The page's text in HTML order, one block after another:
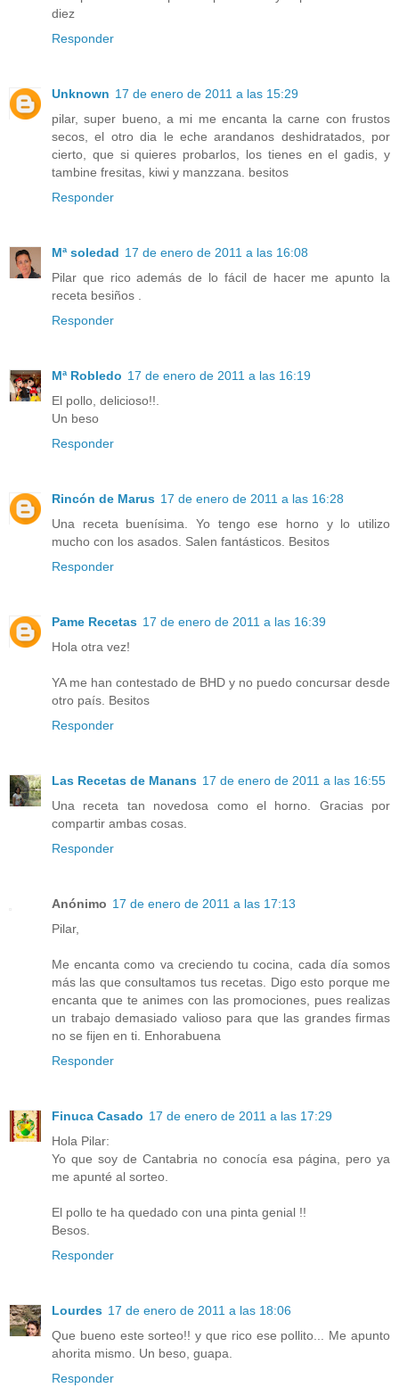
diez
Responder
Unknown 17 de enero de 2011 a las 15:29
pilar, super bueno, a mi me encanta la carne con frustos
secos, el otro dia le eche arandanos deshidratados, por
cierto, que si quieres probarlos, los tienes en el gadis, y
tambine fresitas, kiwi y manzzana. besitos
Responder
Mª soledad 17 de enero de 2011 a las 16:08
Pilar que rico además de lo fácil de hacer me apunto la
receta besiños .
Responder
Mª Robledo 17 de enero de 2011 a las 16:19
El pollo, delicioso!!.
Un beso
Responder
Rincón de Marus 17 de enero de 2011 a las 16:28
Una receta buenísima. Yo tengo ese horno y lo utilizo
mucho con los asados. Salen fantásticos. Besitos
Responder
Pame Recetas 17 de enero de 2011 a las 16:39
Hola otra vez!
YA me han contestado de BHD y no puedo concursar desde
otro país. Besitos
Responder
Las Recetas de Manans 17 de enero de 2011 a las 16:55
Una receta tan novedosa como el horno. Gracias por
compartir ambas cosas.
Responder
Anónimo 17 de enero de 2011 a las 17:13
Pilar,
Me encanta como va creciendo tu cocina, cada día somos
más las que consultamos tus recetas. Digo esto porque me
encanta que te animes con las promociones, pues realizas
un trabajo demasiado valioso para que las grandes firmas
no se fijen en ti. Enhorabuena
Responder
Finuca Casado 17 de enero de 2011 a las 17:29
Hola Pilar:
Yo que soy de Cantabria no conocía esa página, pero ya
me apunté al sorteo.
El pollo te ha quedado con una pinta genial !!
Besos.
Responder
Lourdes 17 de enero de 2011 a las 18:06
Que bueno este sorteo!! y que rico ese pollito... Me apunto
ahorita mismo. Un beso, guapa.
Responder